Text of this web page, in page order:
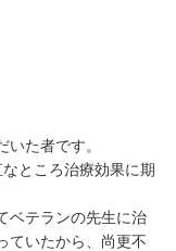
た者です。
ところ治療効果に期
ベテランの先生に治
ていたから、尚更不